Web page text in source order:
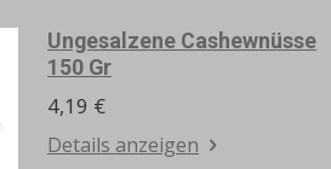
Ungesalzene Cashewnüsse
150 Gr
4,19 €
Details anzeigen